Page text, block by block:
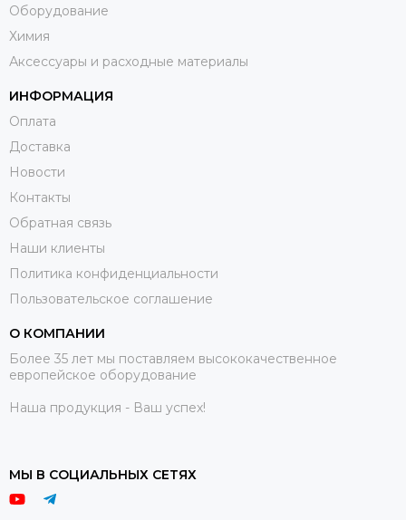
Оборудование
Химия
Аксессуары и расходные материалы
ИНФОРМАЦИЯ
Оплата
Доставка
Новости
Контакты
Обратная связь
Наши клиенты
Политика конфиденциальности
Пользовательское соглашение
О КОМПАНИИ
Более 35 лет мы поставляем высококачественное
европейское оборудование
Наша продукция - Ваш успех!
МЫ В СОЦИАЛЬНЫХ СЕТЯХ